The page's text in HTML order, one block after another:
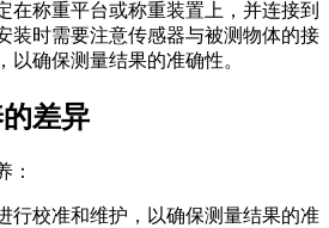
在称重平台或称重装置上，并连接到
装时需要注意传感器与被测物体的接
以确保测量结果的准确性。
差异
：
行校准和维护，以确保测量结果的准